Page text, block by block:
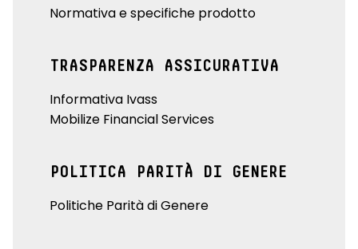
Normativa e specifiche prodotto
TRASPARENZA ASSICURATIVA
Informativa Ivass
Mobilize Financial Services
POLITICA PARITÀ DI GENERE
Politiche Parità di Genere